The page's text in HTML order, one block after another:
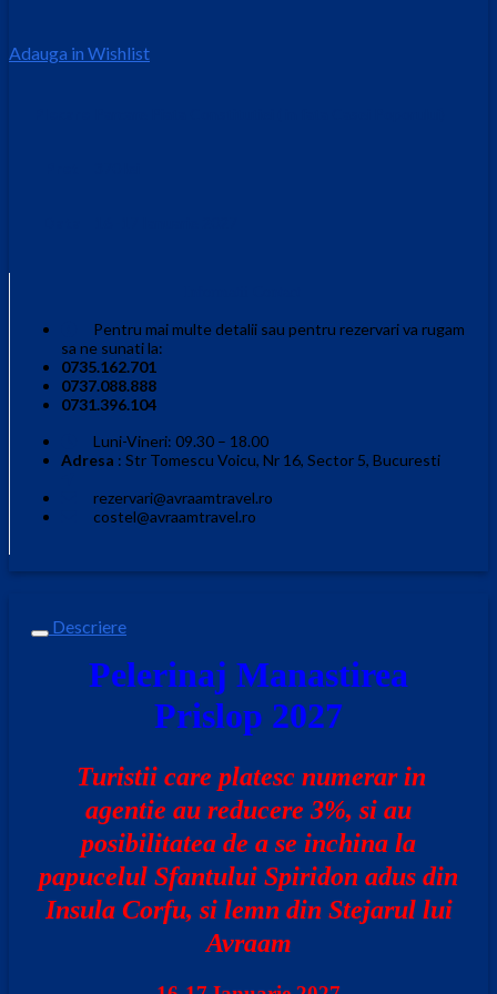
Adauga in Wishlist
Pentru mai multe detalii sau pentru rezervari va rugam
sa ne sunati la:
0735.162.701
0737.088.888
0731.396.104
Luni-Vineri: 09.30 – 18.00
Adresa : Str Tomescu Voicu, Nr 16, Sector 5, Bucuresti
rezervari@avraamtravel.ro
costel@avraamtravel.ro
Descriere
Pelerinaj Manastirea
Prislop 2027
Turistii care platesc numerar in
agentie au reducere 3%, si au
posibilitatea de a se inchina la
papucelul Sfantului Spiridon adus din
Insula Corfu, si lemn din Stejarul lui
Avraam